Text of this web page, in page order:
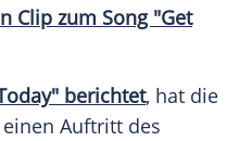
Clip zum Song "Get
berichtet, hat die
Auftritt des